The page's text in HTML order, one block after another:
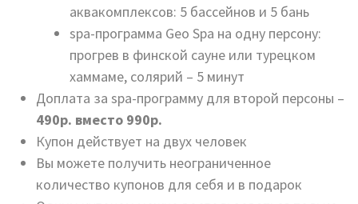
аквакомплексов: 5 бассейнов и 5 бань
spa-программа Geo Spa на одну персону:
прогрев в финской сауне или турецком
хаммаме, солярий – 5 минут
Доплата за spa-программу для второй персоны –
490р. вместо 990р.
Купон действует на двух человек
Вы можете получить неограниченное
количество купонов для себя и в подарок